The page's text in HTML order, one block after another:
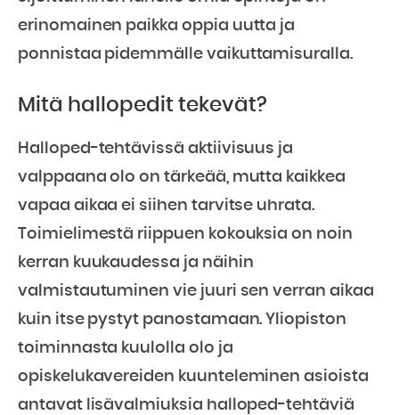
erinomainen paikka oppia uutta ja
ponnistaa pidemmälle vaikuttamisuralla.
Mitä hallopedit tekevät?
Halloped-tehtävissä aktiivisuus ja
valppaana olo on tärkeää, mutta kaikkea
vapaa aikaa ei siihen tarvitse uhrata.
Toimielimestä riippuen kokouksia on noin
kerran kuukaudessa ja näihin
valmistautuminen vie juuri sen verran aikaa
kuin itse pystyt panostamaan. Yliopiston
toiminnasta kuulolla olo ja
opiskelukavereiden kuunteleminen asioista
antavat lisävalmiuksia halloped-tehtäviä